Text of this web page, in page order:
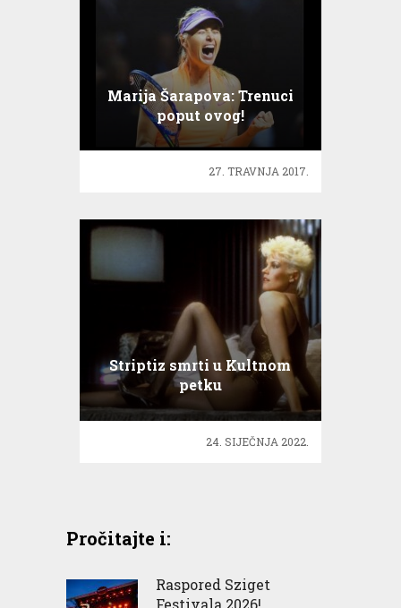
Marija Šarapova: Trenuci
poput ovog!
27. TRAVNJA 2017.
Striptiz smrti u Kultnom
petku
24. SIJEČNJA 2022.
Pročitajte i:
Raspored Sziget
Festivala 2026!